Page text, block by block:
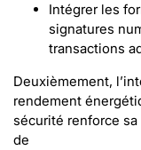
Intégrer les
signatures
transactions
Deuxièmement,
rendement
sécurité renforce
de